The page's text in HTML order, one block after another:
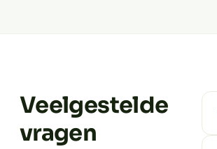
Veelgestelde
vragen